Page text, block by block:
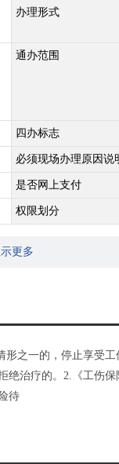
办理形式
通办范围
四办标志
必须现场办理原因说
是否网上支付
权限划分
更多
之一的，停止享受
治疗的。2.《工伤
待